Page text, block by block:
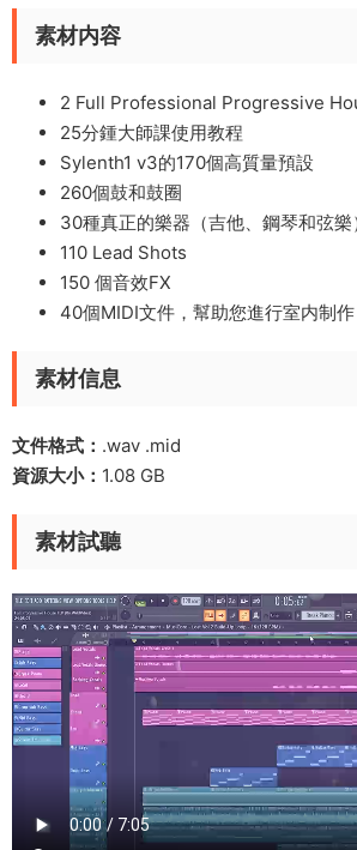
素材内容
2 Full Professional Progressive
25分鍾大師課使用教程
Sylenth1 v3的170個高質量預設
260個鼓和鼓圈
30種真正的樂器（吉他、鋼琴和弦樂
110 Lead Shots
150 個音效FX
40個MIDI文件，幫助您進行室内制作
素材信息
文件格式： .wav .mid
資源大小： 1.08 GB
素材試聽